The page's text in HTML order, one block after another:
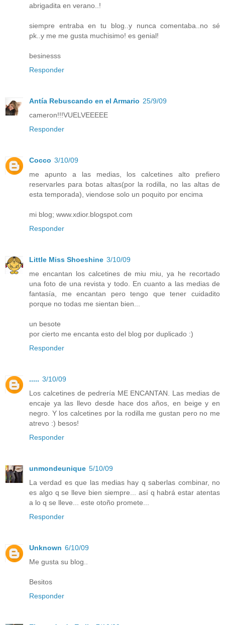
abrigadita en verano..!
siempre entraba en tu blog..y nunca comentaba..no sé
pk..y me me gusta muchisimo! es genial!
besinesss
Responder
Antía Rebuscando en el Armario 25/9/09
cameron!!!VUELVEEEEE
Responder
Cocco 3/10/09
me apunto a las medias, los calcetines alto prefiero
reservarles para botas altas(por la rodilla, no las altas de
esta temporada), viendose solo un poquito por encima
mi blog; www.xdior.blogspot.com
Responder
Little Miss Shoeshine 3/10/09
me encantan los calcetines de miu miu, ya he recortado
una foto de una revista y todo. En cuanto a las medias de
fantasía, me encantan pero tengo que tener cuidadito
porque no todas me sientan bien...
un besote
por cierto me encanta esto del blog por duplicado :)
Responder
..... 3/10/09
Los calcetines de pedrería ME ENCANTAN. Las medias de
encaje ya las llevo desde hace dos años, en beige y en
negro. Y los calcetines por la rodilla me gustan pero no me
atrevo :) besos!
Responder
unmondeunique 5/10/09
La verdad es que las medias hay q saberlas combinar, no
es algo q se lleve bien siempre... así q habrá estar atentas
a lo q se lleve... este otoño promete...
Responder
Unknown 6/10/09
Me gusta su blog..
Besitos
Responder